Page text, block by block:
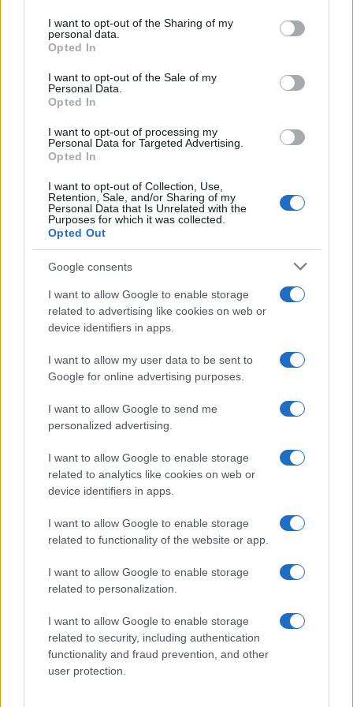
not limited to your visit or usage behaviour. You may click to
grant or deny consent to Google and its third-party tags to
use your data for below specified purposes in below Google
consent section.
I want to opt-out of the Sharing of my
personal data.
Opted In
I want to opt-out of the Sale of my
Personal Data.
Opted In
I want to opt-out of processing my
Personal Data for Targeted Advertising.
Opted In
I want to opt-out of Collection, Use,
Retention, Sale, and/or Sharing of my
Personal Data that Is Unrelated with the
Purposes for which it was collected.
Opted Out
Google consents
I want to allow Google to enable storage
related to advertising like cookies on web or
device identifiers in apps.
I want to allow my user data to be sent to
Google for online advertising purposes.
I want to allow Google to send me
personalized advertising.
I want to allow Google to enable storage
related to analytics like cookies on web or
device identifiers in apps.
I want to allow Google to enable storage
related to functionality of the website or app.
I want to allow Google to enable storage
related to personalization.
I want to allow Google to enable storage
related to security, including authentication
functionality and fraud prevention, and other
user protection.
ΑΚΟΛΟΥΘΗΣΤΕ ΜΑΣ ΣΤΟ GOOGLE
NEWS ΚΑΝΟΝΤΑΣ ΚΛΙΚ ΕΔΩ
TAGS
ΙΝΔΙΚΟΣ ΩΚΕΑΝΟΣ ΗΠΑ
ΙΡΑΝΙΚΟ ΠΕΤΡΕΛΑΙΟ
ΚΑΤΑΣΧΕΣΗ ΠΛΟΙΟΥ
Ροή Ειδήσεων
ΔΙΕΘΝΗ
Γερμανία: Χάκερ που συνδέονται με το Κρεμλίνο πίσω από
το fake βίντεο για την παραίτηση Μερτς
07/08/26 - 20:05
Ξεμένει από Patriot η ουκρανική αεράμυνα — «Εφιάλτης»
ΤΟΥΡΚΙΑ
07/08/26 - 19:50
ελληνικά νησιά — Η βίζα εξπρές και οι χαμηλότερες τιμές
ΠΟΛΙΤΙΚΗ
«Αντίο και εις το επανιδείν»: Ολοκληρώθηκε η θητεία του
Ισραηλινού πρέσβη Νόαμ Κατζ στην Ελλάδα
07/08/26 - 19:29
«Εμφύλιος» στο κόμμα Καρυστιανού - Βολές Αυγερινού
κατά Γκρατσία για «μέθοδο δολοφονίας χαρακτήρων»
ΔΙΕΘΝΗ